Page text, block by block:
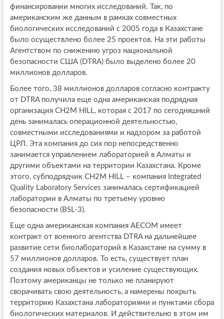
финансировании многих исследований. Так, по
американским же данным в рамках совместных
биологических исследований с 2005 года в Казахстане
было осуществлено более 25 проектов. На эти работы
Агентством по снижению угроз национальной
безопасности США (DTRA) было выделено более 20
миллионов долларов.
Более того, 38 миллионов долларов согласно контракту
от DTRA получила еще одна американская подрядная
организация CH2M HILL, которая с 2017 по сегодняшний
день занималась операционной деятельностью,
совместными исследованиями и надзором за работой
ЦРЛ. Эта компания до сих пор непосредственно
занимается управлением лабораторией в Алматы и
другими объектами на территории Казахстана. Кроме
этого, субподрядчик CH2M HILL – компания Integrated
Quality Laboratory Services занималась сертификацией
лаборатории в Алматы по третьему уровню
безопасности (BSL-3).
Еще одна американская компания AECOM имеет
контракт от военного агентства DTRA на дальнейшее
развитие сети биолабораторий в Казахстане на сумму в
57 миллионов долларов. То есть, существует план
создания новых объектов и усиление существующих.
Поэтому американцы не только не планируют
сворачивать свою деятельность, а намерены покрыть
территорию Казахстана лабораториями и пунктами сбора
биологических материалов. И действительно в этом им